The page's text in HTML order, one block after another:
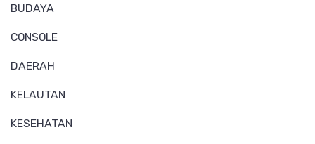
BUDAYA
CONSOLE
DAERAH
KELAUTAN
KESEHATAN